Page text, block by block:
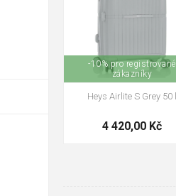
-10% pro registrované
zákazníky
Heys Airlite S Grey 50 l
4 420,00 Kč